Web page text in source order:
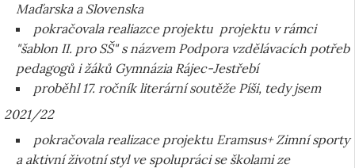
Maďarska a Slovenska
pokračovala realiazce projektu projektu v rámci
"šablon II. pro SŠ" s názvem Podpora vzdělávacích potřeb
pedagogů i žáků Gymnázia Rájec-Jestřebí
proběhl 17. ročník literární soutěže Píši, tedy jsem
2021/22
pokračovala realizace projektu Eramsus+ Zimní sporty
a aktivní životní styl ve spolupráci se školami ze